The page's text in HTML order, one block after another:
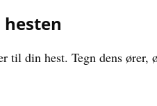
til din hest. Tegn dens